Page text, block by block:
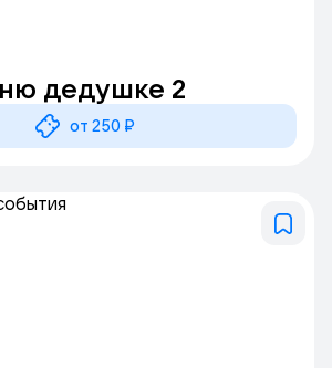
дедушке 2
от 250 ₽